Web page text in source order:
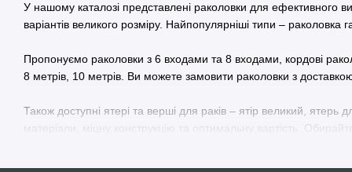
У нашому каталозі представлені раколовки для ефективного
варіантів великого розміру. Найпопулярніші типи –
Пропонуємо раколовки з 6 входами та 8 входами, кордові
8 метрів, 10 метрів. Ви можете замовити раколовки з
Також доступні ятері та верші для раків – ятір великий, ятерь
матеріали, міцну конструкцію та оптимальну вартість.